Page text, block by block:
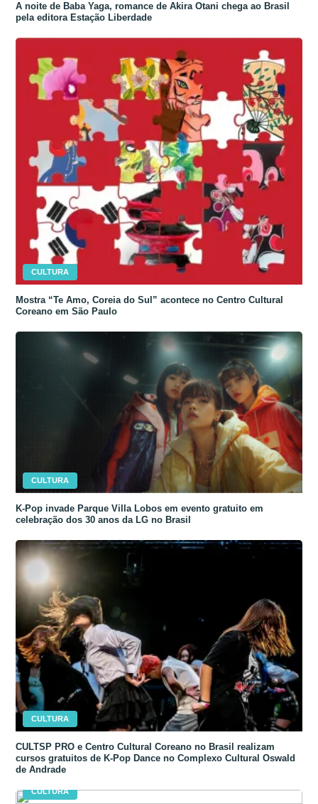
A noite de Baba Yaga, romance de Akira Otani chega ao Brasil
pela editora Estação Liberdade
CULTURA
Mostra “Te Amo, Coreia do Sul” acontece no Centro Cultural
Coreano em São Paulo
CULTURA
K-Pop invade Parque Villa Lobos em evento gratuito em
celebração dos 30 anos da LG no Brasil
CULTURA
CULTSP PRO e Centro Cultural Coreano no Brasil realizam
cursos gratuitos de K-Pop Dance no Complexo Cultural Oswald
de Andrade
CULTURA